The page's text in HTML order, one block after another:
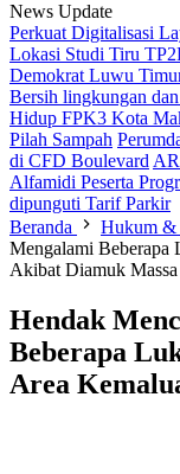
News Update
Perkuat Digitalisasi
Lokasi Studi Tiru
Demokrat Luwu
Bersih lingkungan
Hidup FPK3 Kota
Pilah Sampah
di CFD Boulevard
Alfamidi Peserta
dipunguti Tarif Parkir
Beranda
Hukum
Mengalami Beberapa
Akibat Diamuk Massa
Hendak
Beberapa
Area